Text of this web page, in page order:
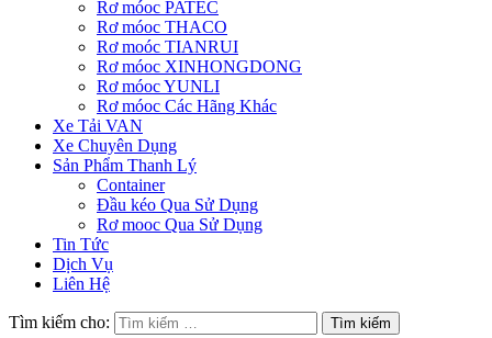
Rơ móoc PATEC
Rơ móoc THACO
Rơ moóc TIANRUI
Rơ móoc XINHONGDONG
Rơ móoc YUNLI
Rơ móoc Các Hãng Khác
Xe Tải VAN
Xe Chuyên Dụng
Sản Phẩm Thanh Lý
Container
Đầu kéo Qua Sử Dụng
Rơ mooc Qua Sử Dụng
Tin Tức
Dịch Vụ
Liên Hệ
Tìm kiếm cho: